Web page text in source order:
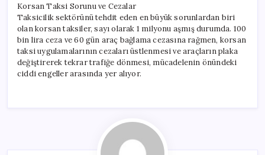
Korsan Taksi Sorunu ve Cezalar
Taksicilik sektörünü tehdit eden en büyük sorunlardan biri
olan korsan taksiler, sayı olarak 1 milyonu aşmış durumda. 100
bin lira ceza ve 60 gün araç bağlama cezasına rağmen, korsan
taksi uygulamalarının cezaları üstlenmesi ve araçların plaka
değiştirerek tekrar trafiğe dönmesi, mücadelenin önündeki
ciddi engeller arasında yer alıyor.